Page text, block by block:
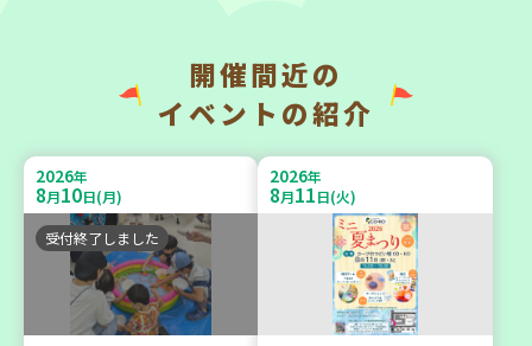
神戸市長田区
で遊ぼう♪ 親子で楽しい
夏祭り
親子で楽しむ
神戸市東灘区
ティールームすみれ会」
（毎月第2金曜日）
カフェ・つどい場
2026
9月23日(水) 9月10日(木)
開催間近の
イベントの紹介
2026年
8月10日(月)
受付終了しました
2026年
8月11日(火)